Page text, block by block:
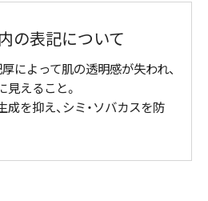
の表記について
によって肌の透明感が失われ、
見えること。
を抑え、シミ・ソバカスを防